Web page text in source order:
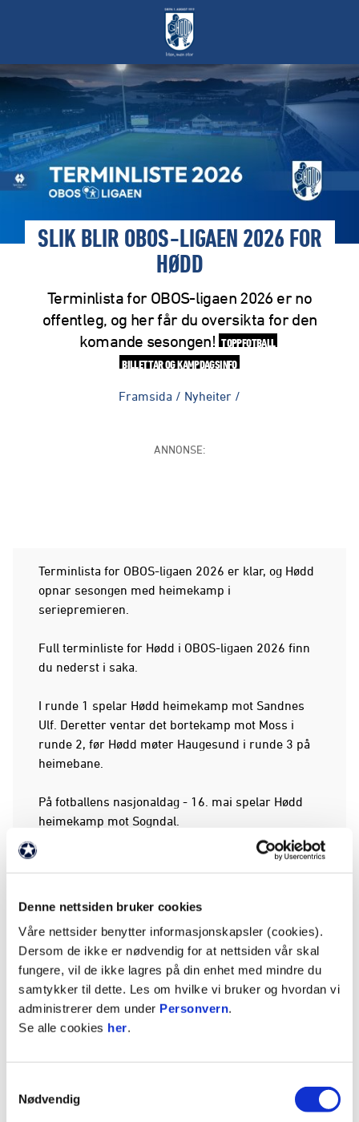
Denne nettsiden bruker cookies
Våre nettsider benytter informasjonskapsler (cookies).
Dersom de ikke er nødvendig for at nettsiden vår skal
fungere, vil de ikke lagres på din enhet med mindre du
samtykker til dette. Les om hvilke vi bruker og hvordan vi
administrerer dem under Personvern.
Se alle cookies her.
Nødvendig
SLIK BLIR OBOS-LIGAEN 2026 FOR
HØDD
Terminlista for OBOS-ligaen 2026 er no
offentleg, og her får du oversikta for den
komande sesongen! TOPPFOTBALL
BILLETTAR OG KAMPDAGSINFO
Framsida / Nyheiter /
ANNONSE:
Terminlista for OBOS-ligaen 2026 er klar, og Hødd
opnar sesongen med heimekamp i
seriepremieren.
Full terminliste for Hødd i OBOS-ligaen 2026 finn
du nederst i saka.
I runde 1 spelar Hødd heimekamp mot Sandnes
Ulf. Deretter ventar det bortekamp mot Moss i
runde 2, før Hødd møter Haugesund i runde 3 på
heimebane.
På fotballens nasjonaldag - 16. mai spelar Hødd
heimekamp mot Sogndal.
Runde 2:Moss – Hødd / Melløs Stadion
16. mai:Hødd – Sogndal / Høddvoll
Kamptidspunkta er fastsette til og med runde 8.
For resten av sesongen vil det kome meir
informasjon om seinare.